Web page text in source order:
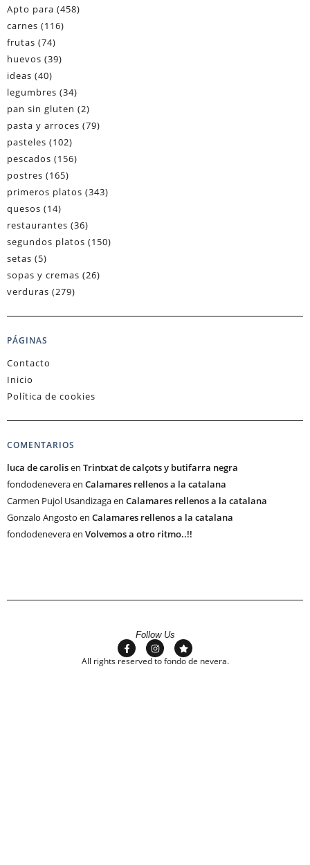
Apto para (458)
carnes (116)
frutas (74)
huevos (39)
ideas (40)
legumbres (34)
pan sin gluten (2)
pasta y arroces (79)
pasteles (102)
pescados (156)
postres (165)
primeros platos (343)
quesos (14)
restaurantes (36)
segundos platos (150)
setas (5)
sopas y cremas (26)
verduras (279)
PÁGINAS
Contacto
Inicio
Política de cookies
COMENTARIOS
luca de carolisen Trintxat de calçots y butifarra negra
fondodeneveraen Calamares rellenos a la catalana
Carmen Pujol Usandizagaen Calamares rellenos a la catalana
Gonzalo Angosto en Calamares rellenos a la catalana
fondodeneveraen Volvemos a otro ritmo..!!
Follow Us
All rights reserved to fondo de nevera.